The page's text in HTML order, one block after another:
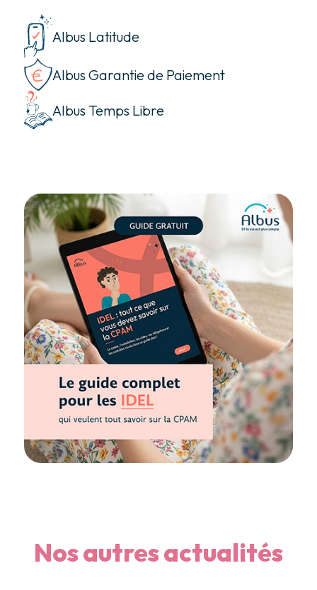
Albus Latitude
Albus Garantie de Paiement
Albus Temps Libre
Nos autres actualités